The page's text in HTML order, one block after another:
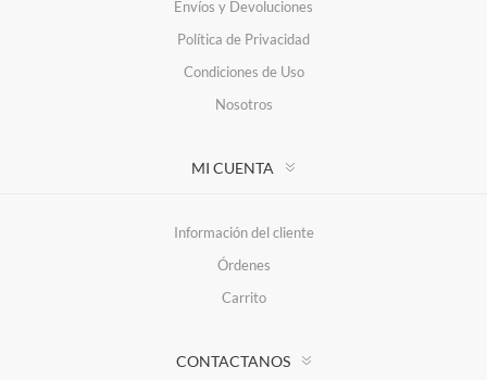
Envíos y Devoluciones
Política de Privacidad
Condiciones de Uso
Nosotros
MI CUENTA
Información del cliente
Órdenes
Carrito
CONTACTANOS